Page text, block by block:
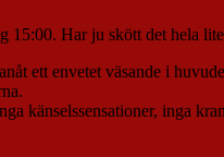
Har ju skött det hela
ett envetet väsande i
känselssensationer, inga